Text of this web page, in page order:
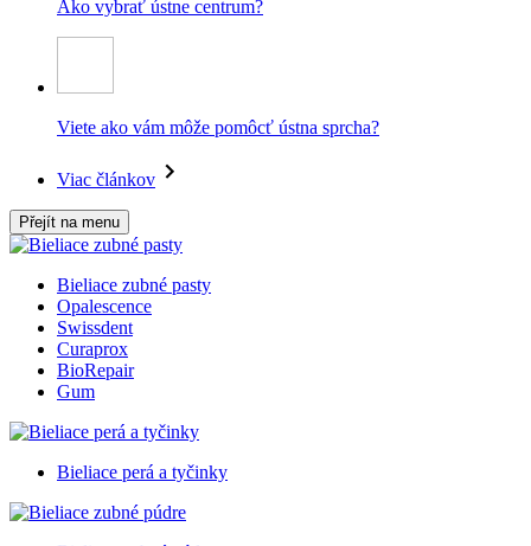
Ako vybrať ústne centrum?
Viete ako vám môže pomôcť ústna sprcha?
Viac článkov
Přejít na menu
Bieliace zubné pasty
Opalescence
Swissdent
Curaprox
BioRepair
Gum
Bieliace perá a tyčinky